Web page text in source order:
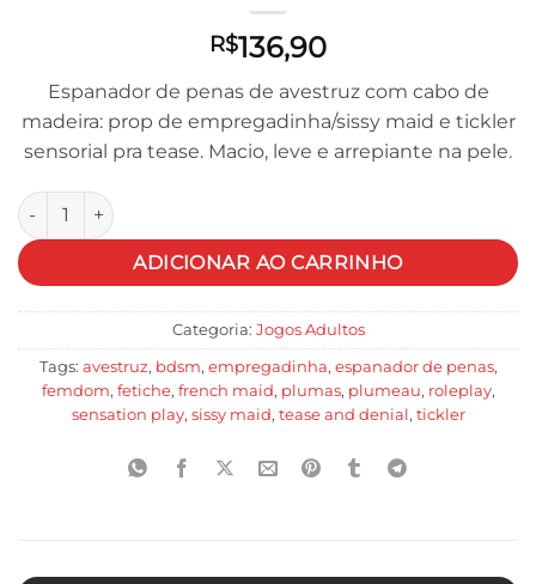
R$136,90
Espanador de penas de avestruz com cabo de
madeira: prop de empregadinha/sissy maid e tickler
sensorial pra tease. Macio, leve e arrepiante na pele.
Plumeau Sissy | Espanador de Penas de Avestruz para Maid e
ADICIONAR AO CARRINHO
Categoria: Jogos Adultos
Tags: avestruz, bdsm, empregadinha, espanador de penas,
femdom, fetiche, french maid, plumas, plumeau, roleplay,
sensation play, sissy maid, tease and denial, tickler